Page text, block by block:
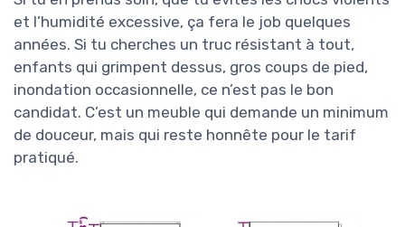
et l’humidité excessive, ça fera le job quelques
années. Si tu cherches un truc résistant à tout,
enfants qui grimpent dessus, gros coups de pied,
inondation occasionnelle, ce n’est pas le bon
candidat. C’est un meuble qui demande un minimum
de douceur, mais qui reste honnête pour le tarif
pratiqué.